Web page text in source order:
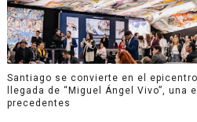
Santiago se convierte en el
llegada de “Miguel Ángel Vivo”,
precedentes